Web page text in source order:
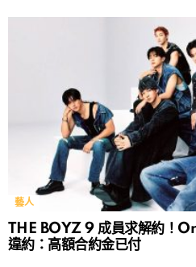
藝人
THE BOYZ 9 成員求解約！
違約：高額合約金已付